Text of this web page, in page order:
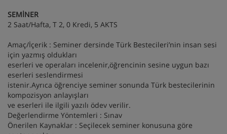
SEMİNER
2 Saat/Hafta, T 2, 0 Kredi, 5 AKTS
Amaç/İçerik : Seminer dersinde Türk Bestecileri’nin insan sesi
için yazmış oldukları
eserleri ve operaları incelenir,öğrencinin sesine uygun bazı
eserleri seslendirmesi
istenir.Ayrıca öğrenciye seminer sonunda Türk bestecilerinin
kompozisyon anlayışları
ve eserleri ile ilgili yazılı ödev verilir.
Değerlendirme Yöntemleri : Sınav
Önerilen Kaynaklar : Seçilecek seminer konusuna göre